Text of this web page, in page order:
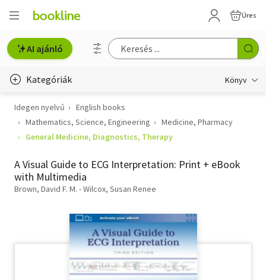
Üres
AI ajánló
Kategóriák Könyv
Életmód, egészség
Erotika
Gyermek- és ifjúsági
Hobbi, szabadidő
Idegen nyelvű
English books
Mathematics, Science, Engineering
Medicine, Pharmacy
General Medicine, Diagnostics, Therapy
A Visual Guide to ECG Interpretation: Print + eBook
with Multimedia
Brown, David F. M. - Wilcox, Susan Renee